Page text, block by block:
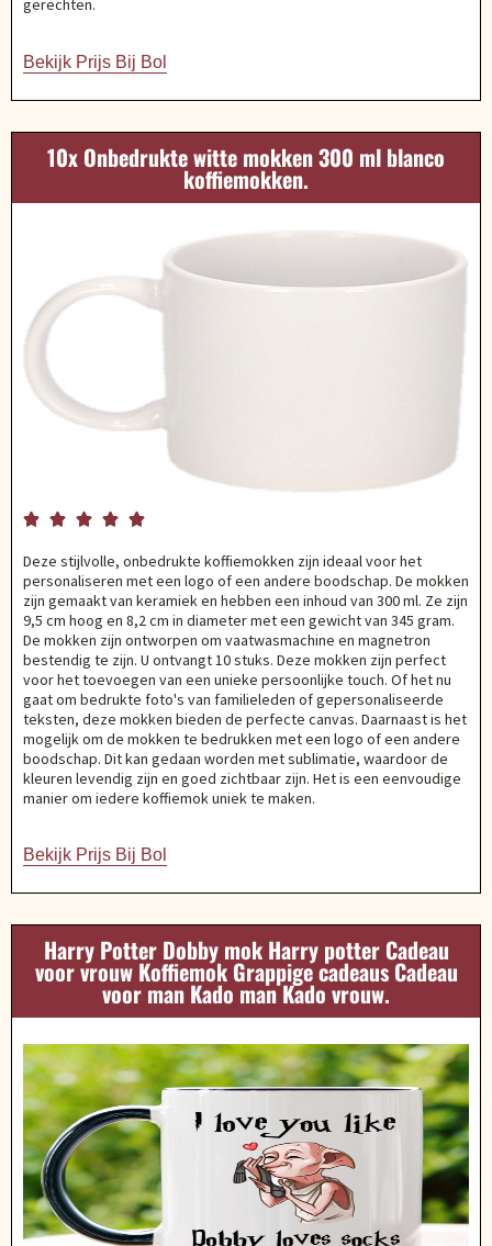
gerechten.
Bekijk Prijs Bij Bol
10x Onbedrukte witte mokken 300 ml blanco
koffiemokken.
    
Deze stijlvolle, onbedrukte koffiemokken zijn ideaal voor het
personaliseren met een logo of een andere boodschap. De mokken
zijn gemaakt van keramiek en hebben een inhoud van 300 ml. Ze zijn
9,5 cm hoog en 8,2 cm in diameter met een gewicht van 345 gram.
De mokken zijn ontworpen om vaatwasmachine en magnetron
bestendig te zijn. U ontvangt 10 stuks. Deze mokken zijn perfect
voor het toevoegen van een unieke persoonlijke touch. Of het nu
gaat om bedrukte foto's van familieleden of gepersonaliseerde
teksten, deze mokken bieden de perfecte canvas. Daarnaast is het
mogelijk om de mokken te bedrukken met een logo of een andere
boodschap. Dit kan gedaan worden met sublimatie, waardoor de
kleuren levendig zijn en goed zichtbaar zijn. Het is een eenvoudige
manier om iedere koffiemok uniek te maken.
Bekijk Prijs Bij Bol
Harry Potter Dobby mok Harry potter Cadeau
voor vrouw Koffiemok Grappige cadeaus Cadeau
voor man Kado man Kado vrouw.